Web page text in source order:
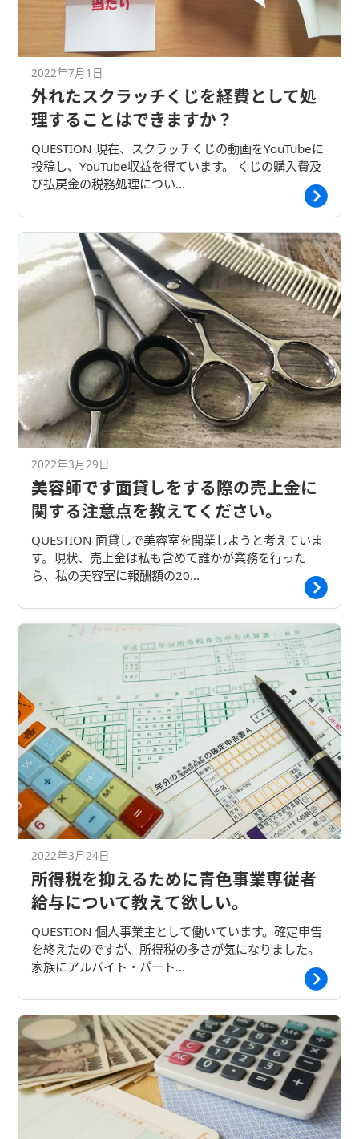
2022年7月1日
外れたスクラッチくじを経費として処
理することはできますか？
QUESTION 現在、スクラッチくじの動画をYouTubeに
投稿し、YouTube収益を得ています。 くじの購入費及
び払戻金の税務処理につい…
2022年3月29日
美容師です面貸しをする際の売上金に
関する注意点を教えてください。
QUESTION 面貸しで美容室を開業しようと考えていま
す。現状、売上金は私も含めて誰かが業務を行った
ら、私の美容室に報酬額の20…
2022年3月24日
所得税を抑えるために青色事業専従者
給与について教えて欲しい。
QUESTION 個人事業主として働いています。確定申告
を終えたのですが、所得税の多さが気になりました。
家族にアルバイト・パート…